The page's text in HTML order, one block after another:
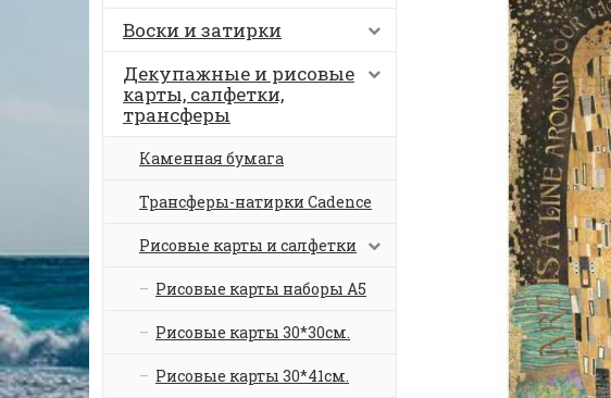
Воски и затирки
Декупажные и рисовые
карты, салфетки,
трансферы
Каменная бумага
Трансферы-натирки Cadence
Рисовые карты и салфетки
Рисовые карты наборы А5
Рисовые карты 30*30см.
Рисовые карты 30*41см.